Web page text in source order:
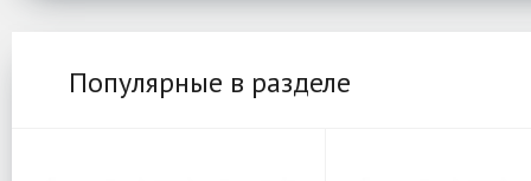
Популярные в разделе